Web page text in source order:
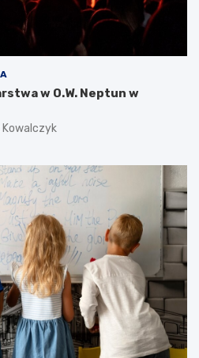
w O.W. Neptun w
Kowalczyk